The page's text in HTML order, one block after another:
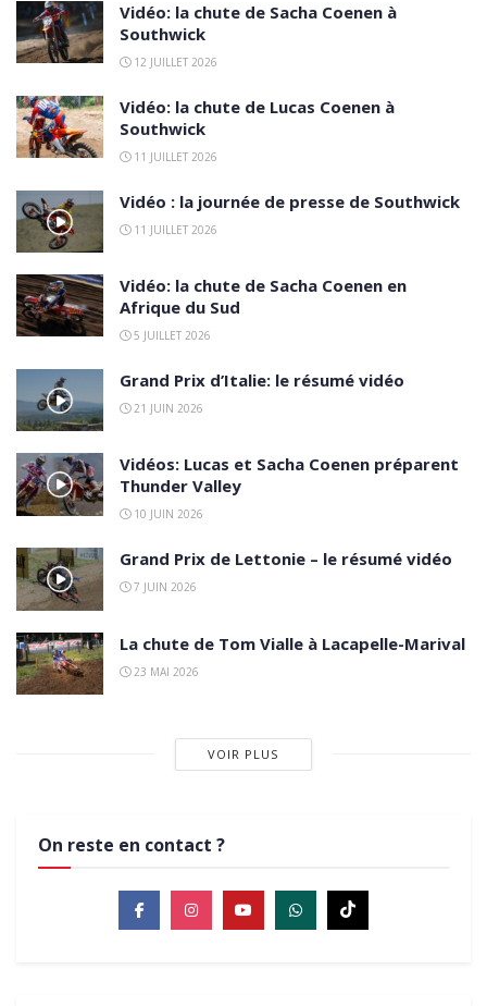
Vidéo: la chute de Sacha Coenen à
Southwick
12 JUILLET 2026
Vidéo: la chute de Lucas Coenen à
Southwick
11 JUILLET 2026
Vidéo : la journée de presse de Southwick
11 JUILLET 2026
Vidéo: la chute de Sacha Coenen en
Afrique du Sud
5 JUILLET 2026
Grand Prix d’Italie: le résumé vidéo
21 JUIN 2026
Vidéos: Lucas et Sacha Coenen préparent
Thunder Valley
10 JUIN 2026
Grand Prix de Lettonie – le résumé vidéo
7 JUIN 2026
La chute de Tom Vialle à Lacapelle-Marival
23 MAI 2026
VOIR PLUS
On reste en contact ?